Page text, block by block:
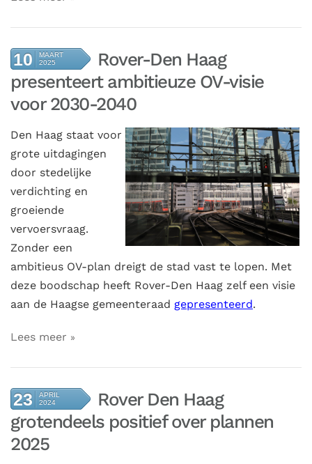
10
MAART
2025
Rover-Den Haag
presenteert ambitieuze OV-visie
voor 2030-2040
Den Haag staat voor
grote uitdagingen
door stedelijke
verdichting en
groeiende
vervoersvraag.
Zonder een
ambitieus OV-plan dreigt de stad vast te lopen. Met
deze boodschap heeft Rover-Den Haag zelf een visie
aan de Haagse gemeenteraad gepresenteerd.
Lees meer
23
APRIL
2024
Rover Den Haag
grotendeels positief over plannen
2025